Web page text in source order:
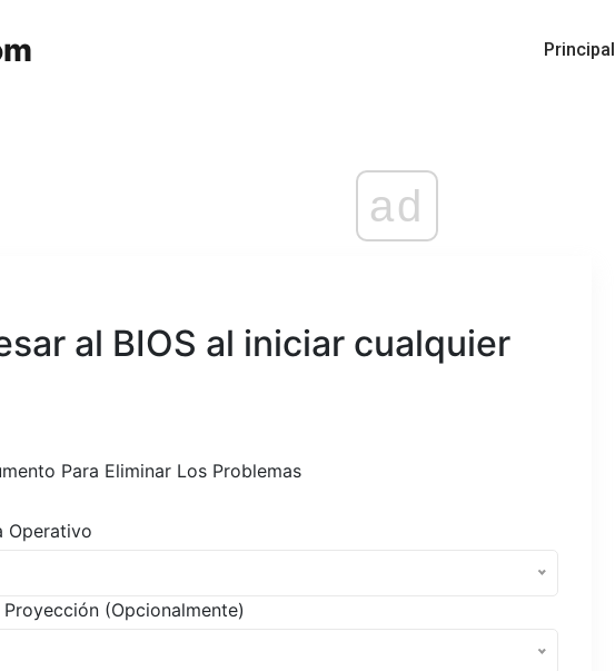
Principal
ad
al BIOS al iniciar cualquier
Para Eliminar Los Problemas
Operativo
(Opcionalmente)